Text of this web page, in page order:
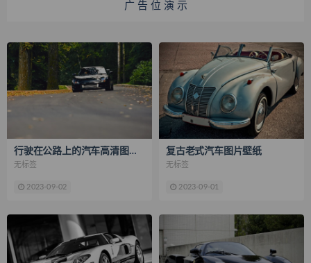
广 告 位 演 示
行驶在公路上的汽车高清图片壁纸
无标签
2023-09-02
复古老式汽车图片壁纸
无标签
2023-09-01